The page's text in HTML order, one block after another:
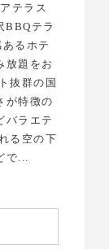
テラス
BBQテラ
るホテ
放題をお
抜群の国
が特徴の
バラエテ
る空の下
で...